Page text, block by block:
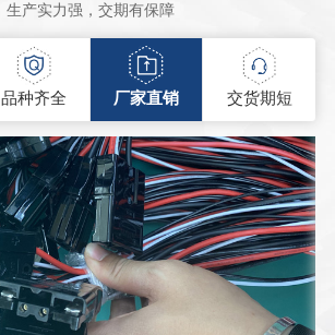
生产实力强，交期有保障
品种齐全 厂家直销 交货期短